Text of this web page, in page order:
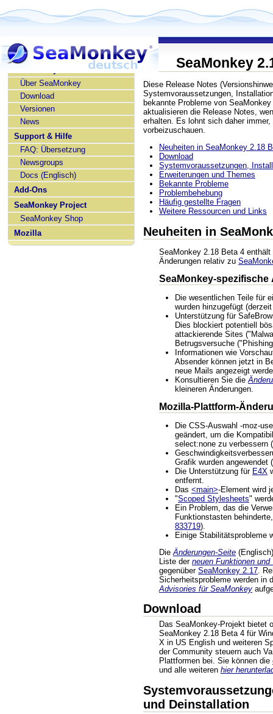
SeaMonkey deutsch
Über SeaMonkey
Download
Versionen
News
Support & Hilfe
FAQ: Übersetzung
Newsgroups
Docs (Englisch)
Add-Ons
SeaMonkey Project
SeaMonkey Shop
Mozilla
SeaMonkey
Diese Release Notes
Systemvoraussetzungen,
bekannte Probleme von
aktualisieren die Release Notes,
erhalten. Es lohnt sich daher
vorbeizuschauen.
Neuheiten in SeaMonkey 2.18
Download
Systemvoraussetzungen,
Erweiterungen und Themes
Bekannte Probleme
Problembehebung
Häufig gestellte Fragen
Weitere Ressourcen und Links
Neuheiten in
SeaMonkey 2.18 Beta 4 enthält
Änderungen relativ zu
SeaMonkey-spezifische
Die wesentlichen Teile für
wurden hinzugefügt
Unterstützung für
Dies blockiert potentiell
attackierende Sites
Betrugsversuche
Informationen wie
Absender können jetzt in
neue Mails angezeigt
Konsultieren Sie die
kleineren Änderungen.
Mozilla-Plattform-
Die CSS-Auswahl -moz-
geändert, um die
select:none zu verbessern (
Grafik wurden angewendet (
Die Unterstützung für E4X
entfernt.
Das <main>-Element wird
"Scoped Stylesheets"
Ein Problem, das die
Funktionstasten
833719).
Einige Stabilitätsprobleme
Die Änderungen-Seite
Liste der neuen Funktionen und
gegenüber SeaMonkey 2.17 .
Sicherheitsprobleme werden in
Advisories für SeaMonkey
Download
Das SeaMonkey-Projekt bietet
SeaMonkey 2.18 Beta 4 für
X in US English und weiteren
der Community steuern auch
Plattformen bei. Sie können die
und alle weiteren hier
und Deinstallation